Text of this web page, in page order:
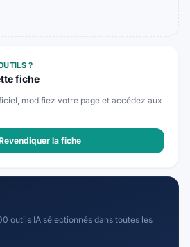
?
fiche
modifiez votre page et accédez aux
la fiche
outils IA sélectionnés dans toutes les